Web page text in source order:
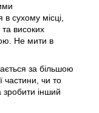
сухому місці,
високих
Не мити в
за більшою
частини, чи то
інший